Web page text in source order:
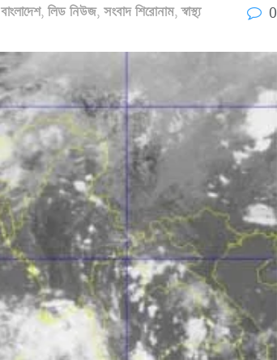
বাংলাদেশ,লিড নিউজ, সংবাদ শিরোনাম,স্বাস্থ্য 0